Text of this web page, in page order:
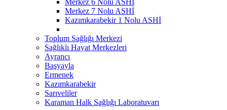
Merkez 7 Nolu ASHİ
Kazımkarabekir 1 Nolu ASHİ
Toplum Sağlığı Merkezi
Sağlıklı Hayat Merkezleri
Ayrancı
Başyayla
Ermenek
Kazımkarabekir
Sarıveliler
Karaman Halk Sağlığı Laboratuvarı